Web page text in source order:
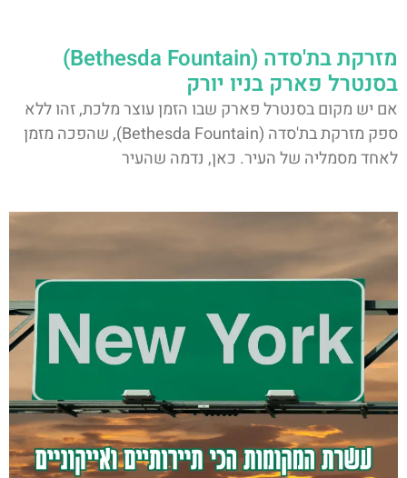
מזרקת בת'סדה (Bethesda Fountain)
בסנטרל פארק בניו יורק
אם יש מקום בסנטרל פארק שבו הזמן עוצר מלכת, זהו ללא
ספק מזרקת בת'סדה (Bethesda Fountain), שהפכה מזמן
לאחד מסמליה של העיר. כאן, נדמה שהעיר